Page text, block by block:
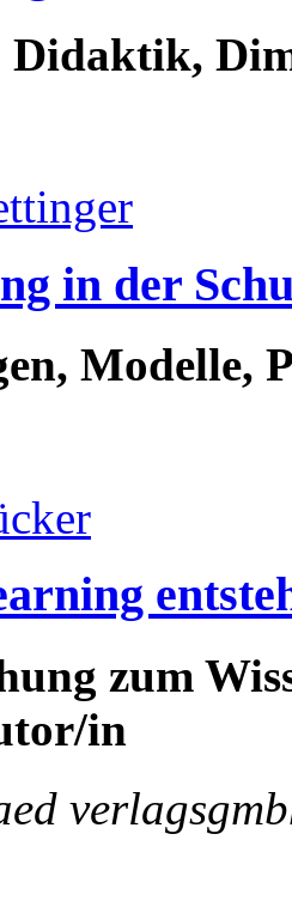
Didaktik,
in der
Modelle,
zum
in